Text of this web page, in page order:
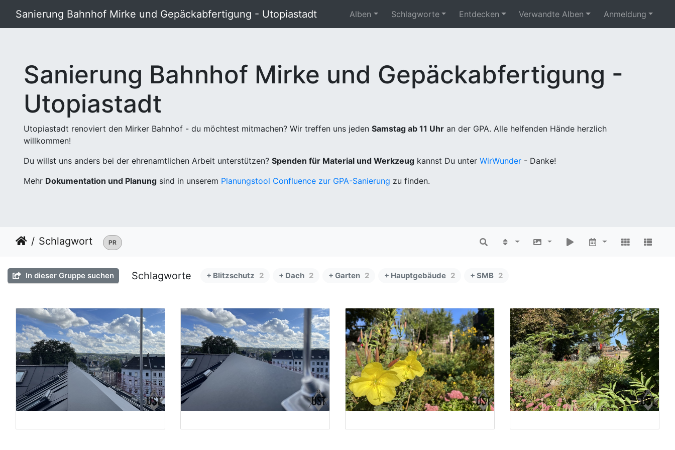
Sanierung Bahnhof Mirke und Gepäckabfertigung - Utopiastadt Alben Schlagworte Entdecken Verwandte Alben Anmeldung
Sanierung Bahnhof Mirke und Gepäckabfertigung -
Utopiastadt
Utopiastadt renoviert den Mirker Bahnhof - du möchtest mitmachen? Wir treffen uns jeden Samstag ab 11 Uhr an der GPA. Alle helfenden Hände herzlich
willkommen!
Du willst uns anders bei der ehrenamtlichen Arbeit unterstützen? Spenden für Material und Werkzeug kannst Du unter WirWunder - Danke!
Mehr Dokumentation und Planung sind in unserem Planungstool Confluence zur GPA-Sanierung zu finden.
Schlagwort PR
In dieser Gruppe suchen Schlagworte + Blitzschutz 2 + Dach 2 + Garten 2 + Hauptgebäude 2 + SMB 2